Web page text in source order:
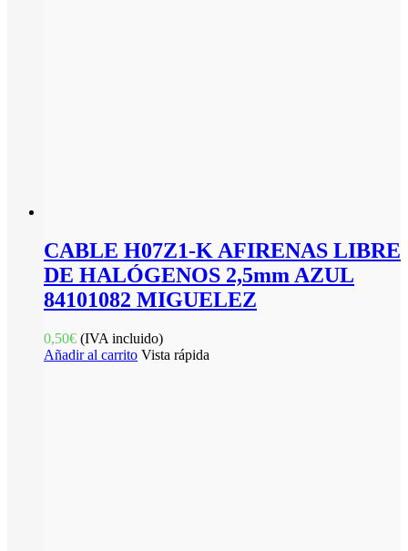
CABLE H07Z1-K AFIRENAS LIBRE
DE HALÓGENOS 2,5mm AZUL
84101082 MIGUELEZ
0,50€ (IVA incluido)
Añadir al carrito Vista rápida